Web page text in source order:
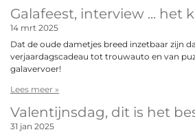
Galafeest, interview ... het
14 mrt 2025
Dat de oude dametjes breed inzetbaar zijn
verjaardagscadeau tot trouwauto en van
galavervoer!
Lees meer »
Valentijnsdag, dit is het
31 jan 2025